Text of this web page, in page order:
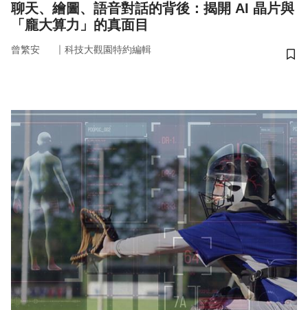
聊天、繪圖、語音對話的背後：揭開 AI 晶片與
「龐大算力」的真面目
曾繁安 ｜ 科技大觀園特約編輯
儲